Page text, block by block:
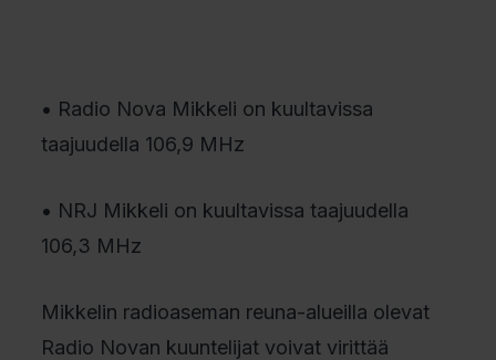
• Radio Nova Mikkeli on kuultavissa
taajuudella 106,9 MHz
• NRJ Mikkeli on kuultavissa taajuudella
106,3 MHz
Mikkelin radioaseman reuna-alueilla olevat
Radio Novan kuuntelijat voivat virittää